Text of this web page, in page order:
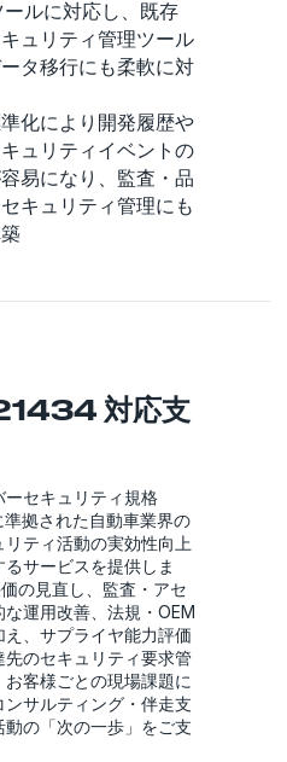
ルに対応し、既存
ュリティ管理ツール
タ移行にも柔軟に対
化により開発履歴や
ュリティイベントの
易になり、監査・品
キュリティ管理にも
対応支
ーセキュリティ規格
準拠された自動車業界の
ティ活動の実効性向上
サービスを提供しま
の見直し、監査・アセ
運用改善、法規・OEM
、サプライヤ能力評価
のセキュリティ要求管
客様ごとの現場課題に
サルティング・伴走支
の「次の一歩」をご支